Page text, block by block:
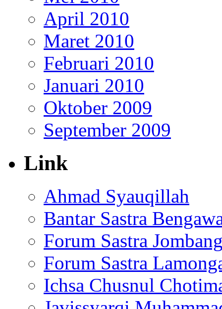
April 2010
Maret 2010
Februari 2010
Januari 2010
Oktober 2009
September 2009
Link
Ahmad Syauqillah
Bantar Sastra
Forum Sastra
Forum Sastra
Ichsa Chusnul